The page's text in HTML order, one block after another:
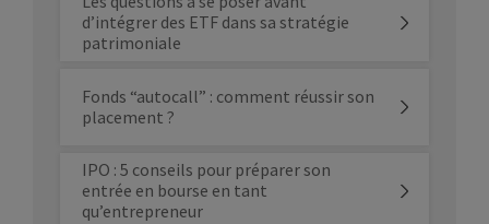
d’intégrer des ETF dans sa stratégie
patrimoniale
Fonds “autocall” : comment réussir son
placement ?
IPO : 5 conseils pour préparer son
entrée en bourse en tant
qu’entrepreneur